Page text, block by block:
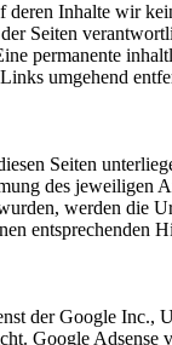
Inhalte wir
Seiten
permanente
umgehend
Seiten
des
werden die
der Google
Google